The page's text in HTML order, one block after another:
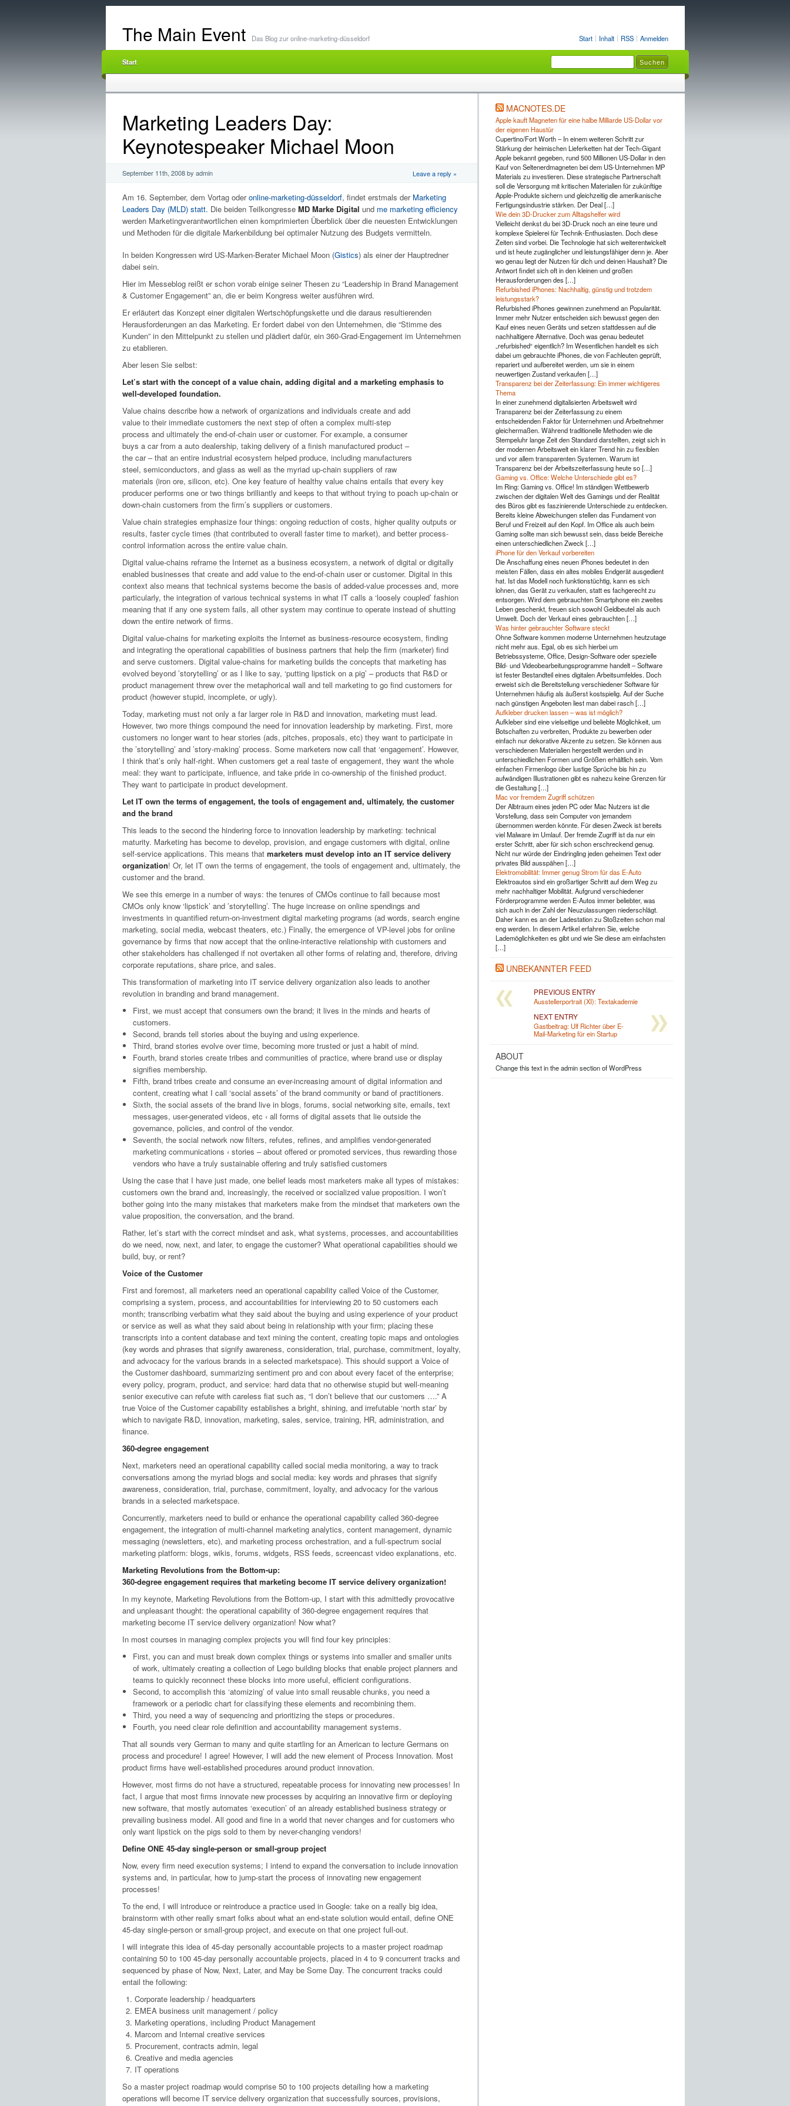
Start Inhalt RSS Anmelden
The Main Event Das Blog zur online-marketing-düsseldorf
Start
Marketing Leaders Day:
Keynotespeaker Michael Moon
September 11th, 2008 by admin Leave a reply »
Am 16. September, dem Vortag oderonline-marketing-düsseldorf, findet erstmals der Marketing
Leaders Day (MLD) statt. Die beiden Teilkongresse MD Marke Digital und me marketing efficiency
werden Marketingverantwortlichen einen komprimierten Überblick über die neuesten Entwicklungen
und Methoden für die digitale Markenbildung bei optimaler Nutzung des Budgets vermitteln.
In beiden Kongressen wird US-Marken-Berater Michael Moon (Gistics) als einer der Hauptredner
dabei sein.
Hier im Messeblog reißt er schon vorab einige seiner Thesen zu “Leadership in Brand Management
& Customer Engagement” an, die er beim Kongress weiter ausführen wird.
Er erläutert das Konzept einer digitalen Wertschöpfungskette und die daraus resultierenden
Herausforderungen an das Marketing. Er fordert dabei von den Unternehmen, die “Stimme des
Kunden” in den Mittelpunkt zu stellen und plädiert dafür, ein 360-Grad-Engagement im Unternehmen
zu etablieren.
Aber lesen Sie selbst:
Let’s start with the concept of a value chain, adding digital and a marketing emphasis to
well-developed foundation.
Value chains describe how a network of organizations and individuals create and add
value to their immediate customers the next step of often a complex multi-step
process and ultimately the end-of-chain user or customer. For example, a consumer
buys a car from a auto dealership, taking delivery of a finish manufactured product –
the car – that an entire industrial ecosystem helped produce, including manufacturers
steel, semiconductors, and glass as well as the myriad up-chain suppliers of raw
materials (iron ore, silicon, etc). One key feature of healthy value chains entails that every key
producer performs one or two things brilliantly and keeps to that without trying to poach up-chain or
down-chain customers from the firm’s suppliers or customers.
Value chain strategies emphasize four things: ongoing reduction of costs, higher quality outputs or
results, faster cycle times (that contributed to overall faster time to market), and better process-
control information across the entire value chain.
Digital value-chains reframe the Internet as a business ecosystem, a network of digital or digitally
enabled businesses that create and add value to the end-of-chain user or customer. Digital in this
context also means that technical systems become the basis of added-value processes and, more
particularly, the integration of various technical systems in what IT calls a ‘loosely coupled’ fashion
meaning that if any one system fails, all other system may continue to operate instead of shutting
down the entire network of firms.
Digital value-chains for marketing exploits the Internet as business-resource ecosystem, finding
and integrating the operational capabilities of business partners that help the firm (marketer) find
and serve customers. Digital value-chains for marketing builds the concepts that marketing has
evolved beyond ’storytelling’ or as I like to say, ‘putting lipstick on a pig’ – products that R&D or
product management threw over the metaphorical wall and tell marketing to go find customers for
product (however stupid, incomplete, or ugly).
Today, marketing must not only a far larger role in R&D and innovation, marketing must lead.
However, two more things compound the need for innovation leadership by marketing. First, more
customers no longer want to hear stories (ads, pitches, proposals, etc) they want to participate in
the ’storytelling’ and ’story-making’ process. Some marketers now call that ‘engagement’. However,
I think that’s only half-right. When customers get a real taste of engagement, they want the whole
meal: they want to participate, influence, and take pride in co-ownership of the finished product.
They want to participate in product development.
Let IT own the terms of engagement, the tools of engagement and, ultimately, the customer
and the brand
This leads to the second the hindering force to innovation leadership by marketing: technical
maturity. Marketing has become to develop, provision, and engage customers with digital, online
self-service applications. This means that marketers must develop into an IT service delivery
organization! Or, let IT own the terms of engagement, the tools of engagement and, ultimately, the
customer and the brand.
We see this emerge in a number of ways: the tenures of CMOs continue to fall because most
CMOs only know ‘lipstick’ and ’storytelling’. The huge increase on online spendings and
investments in quantified return-on-investment digital marketing programs (ad words, search engine
marketing, social media, webcast theaters, etc.) Finally, the emergence of VP-level jobs for online
governance by firms that now accept that the online-interactive relationship with customers and
other stakeholders has challenged if not overtaken all other forms of relating and, therefore, driving
corporate reputations, share price, and sales.
This transformation of marketing into IT service delivery organization also leads to another
revolution in branding and brand management.
First, we must accept that consumers own the brand; it lives in the minds and hearts of
customers.
Second, brands tell stories about the buying and using experience.
Third, brand stories evolve over time, becoming more trusted or just a habit of mind.
Fourth, brand stories create tribes and communities of practice, where brand use or display
signifies membership.
Fifth, brand tribes create and consume an ever-increasing amount of digital information and
content, creating what I call ‘social assets’ of the brand community or band of practitioners.
Sixth, the social assets of the brand live in blogs, forums, social networking site, emails, text
messages, user-generated videos, etc ‹ all forms of digital assets that lie outside the
governance, policies, and control of the vendor.
Seventh, the social network now filters, refutes, refines, and amplifies vendor-generated
marketing communications ‹ stories – about offered or promoted services, thus rewarding those
vendors who have a truly sustainable offering and truly satisfied customers
Using the case that I have just made, one belief leads most marketers make all types of mistakes:
customers own the brand and, increasingly, the received or socialized value proposition. I won’t
bother going into the many mistakes that marketers make from the mindset that marketers own the
value proposition, the conversation, and the brand.
Rather, let’s start with the correct mindset and ask, what systems, processes, and accountabilities
do we need, now, next, and later, to engage the customer? What operational capabilities should we
build, buy, or rent?
Voice of the Customer
First and foremost, all marketers need an operational capability called Voice of the Customer,
comprising a system, process, and accountabilities for interviewing 20 to 50 customers each
month; transcribing verbatim what they said about the buying and using experience of your product
or service as well as what they said about being in relationship with your firm; placing these
transcripts into a content database and text mining the content, creating topic maps and ontologies
(key words and phrases that signify awareness, consideration, trial, purchase, commitment, loyalty,
and advocacy for the various brands in a selected marketspace). This should support a Voice of
the Customer dashboard, summarizing sentiment pro and con about every facet of the enterprise;
every policy, program, product, and service: hard data that no otherwise stupid but well-meaning
senior executive can refute with careless fiat such as, “I don’t believe that our customers ….” A
true Voice of the Customer capability establishes a bright, shining, and irrefutable ‘north star’ by
which to navigate R&D, innovation, marketing, sales, service, training, HR, administration, and
finance.
360-degree engagement
Next, marketers need an operational capability called social media monitoring, a way to track
conversations among the myriad blogs and social media: key words and phrases that signify
awareness, consideration, trial, purchase, commitment, loyalty, and advocacy for the various
brands in a selected marketspace.
Concurrently, marketers need to build or enhance the operational capability called 360-degree
engagement, the integration of multi-channel marketing analytics, content management, dynamic
messaging (newsletters, etc), and marketing process orchestration, and a full-spectrum social
marketing platform: blogs, wikis, forums, widgets, RSS feeds, screencast video explanations, etc.
Marketing Revolutions from the Bottom-up:
360-degree engagement requires that marketing become IT service delivery organization!
In my keynote, Marketing Revolutions from the Bottom-up, I start with this admittedly provocative
and unpleasant thought: the operational capability of 360-degree engagement requires that
marketing become IT service delivery organization! Now what?
In most courses in managing complex projects you will find four key principles:
First, you can and must break down complex things or systems into smaller and smaller units
of work, ultimately creating a collection of Lego building blocks that enable project planners and
teams to quickly reconnect these blocks into more useful, efficient configurations.
Second, to accomplish this ‘atomizing’ of value into small reusable chunks, you need a
framework or a periodic chart for classifying these elements and recombining them.
Third, you need a way of sequencing and prioritizing the steps or procedures.
Fourth, you need clear role definition and accountability management systems.
That all sounds very German to many and quite startling for an American to lecture Germans on
process and procedure! I agree! However, I will add the new element of Process Innovation. Most
product firms have well-established procedures around product innovation.
However, most firms do not have a structured, repeatable process for innovating new processes! In
fact, I argue that most firms innovate new processes by acquiring an innovative firm or deploying
new software, that mostly automates ‘execution’ of an already established business strategy or
prevailing business model. All good and fine in a world that never changes and for customers who
only want lipstick on the pigs sold to them by never-changing vendors!
Define ONE 45-day single-person or small-group project
Now, every firm need execution systems; I intend to expand the conversation to include innovation
systems and, in particular, how to jump-start the process of innovating new engagement
processes!
To the end, I will introduce or reintroduce a practice used in Google: take on a really big idea,
brainstorm with other really smart folks about what an end-state solution would entail, define ONE
45-day single-person or small-group project, and execute on that one project full-out.
I will integrate this idea of 45-day personally accountable projects to a master project roadmap
containing 50 to 100 45-day personally accountable projects, placed in 4 to 9 concurrent tracks and
sequenced by phase of Now, Next, Later, and May be Some Day. The concurrent tracks could
entail the following:
Corporate leadership / headquarters
EMEA business unit management / policy
Marketing operations, including Product Management
Marcom and Internal creative services
Procurement, contracts admin, legal
Creative and media agencies
IT operations
So a master project roadmap would comprise 50 to 100 projects detailing how a marketing
operations will become IT service delivery organization that successfully sources, provisions,
MACNOTES.DE
Apple kauft Magneten für eine halbe Milliarde US-Dollar vor
der eigenen Haustür
Cupertino/Fort Worth – In einem weiteren Schritt zur
Stärkung der heimischen Lieferketten hat der Tech-Gigant
Apple bekannt gegeben, rund 500 Millionen US-Dollar in den
Kauf von Seltenerdmagneten bei dem US-Unternehmen MP
Materials zu investieren. Diese strategische Partnerschaft
soll die Versorgung mit kritischen Materialien für zukünftige
Apple-Produkte sichern und gleichzeitig die amerikanische
Fertigungsindustrie stärken. Der Deal […]
Wie dein 3D-Drucker zum Alltagshelfer wird
Vielleicht denkst du bei 3D-Druck noch an eine teure und
komplexe Spielerei für Technik-Enthusiasten. Doch diese
Zeiten sind vorbei. Die Technologie hat sich weiterentwickelt
und ist heute zugänglicher und leistungsfähiger denn je. Aber
wo genau liegt der Nutzen für dich und deinen Haushalt? Die
Antwort findet sich oft in den kleinen und großen
Herausforderungen des […]
Refurbished iPhones: Nachhaltig, günstig und trotzdem
leistungsstark?
Refurbished iPhones gewinnen zunehmend an Popularität.
Immer mehr Nutzer entscheiden sich bewusst gegen den
Kauf eines neuen Geräts und setzen stattdessen auf die
nachhaltigere Alternative. Doch was genau bedeutet
„refurbished“ eigentlich? Im Wesentlichen handelt es sich
dabei um gebrauchte iPhones, die von Fachleuten geprüft,
repariert und aufbereitet werden, um sie in einem
neuwertigen Zustand verkaufen […]
Transparenz bei der Zeiterfassung: Ein immer wichtigeres
Thema
In einer zunehmend digitalisierten Arbeitswelt wird
Transparenz bei der Zeiterfassung zu einem
entscheidenden Faktor für Unternehmen und Arbeitnehmer
gleichermaßen. Während traditionelle Methoden wie die
Stempeluhr lange Zeit den Standard darstellten, zeigt sich in
der modernen Arbeitswelt ein klarer Trend hin zu flexiblen
und vor allem transparenten Systemen. Warum ist
Transparenz bei der Arbeitszeiterfassung heute so […]
Gaming vs. Office: Welche Unterschiede gibt es?
Im Ring: Gaming vs. Office! Im ständigen Wettbewerb
zwischen der digitalen Welt des Gamings und der Realität
des Büros gibt es faszinierende Unterschiede zu entdecken.
Bereits kleine Abweichungen stellen das Fundament von
Beruf und Freizeit auf den Kopf. Im Office als auch beim
Gaming sollte man sich bewusst sein, dass beide Bereiche
einen unterschiedlichen Zweck […]
iPhone für den Verkauf vorbereiten
Die Anschaffung eines neuen iPhones bedeutet in den
meisten Fällen, dass ein altes mobiles Endgerät ausgedient
hat. Ist das Modell noch funktionstüchtig, kann es sich
lohnen, das Gerät zu verkaufen, statt es fachgerecht zu
entsorgen. Wird dem gebrauchten Smartphone ein zweites
Leben geschenkt, freuen sich sowohl Geldbeutel als auch
Umwelt. Doch der Verkauf eines gebrauchten […]
Was hinter gebrauchter Software steckt
Ohne Software kommen moderne Unternehmen heutzutage
nicht mehr aus. Egal, ob es sich hierbei um
Betriebssysteme, Office, Design-Software oder spezielle
Bild- und Videobearbeitungsprogramme handelt – Software
ist fester Bestandteil eines digitalen Arbeitsumfeldes. Doch
erweist sich die Bereitstellung verschiedener Software für
Unternehmen häufig als äußerst kostspielig. Auf der Suche
nach günstigen Angeboten liest man dabei rasch […]
Aufkleber drucken lassen – was ist möglich?
Aufkleber sind eine vielseitige und beliebte Möglichkeit, um
Botschaften zu verbreiten, Produkte zu bewerben oder
einfach nur dekorative Akzente zu setzen. Sie können aus
verschiedenen Materialien hergestellt werden und in
unterschiedlichen Formen und Größen erhältlich sein. Vom
einfachen Firmenlogo über lustige Sprüche bis hin zu
aufwändigen Illustrationen gibt es nahezu keine Grenzen für
die Gestaltung […]
Mac vor fremdem Zugriff schützen
Der Albtraum eines jeden PC oder Mac Nutzers ist die
Vorstellung, dass sein Computer von jemandem
übernommen werden könnte. Für diesen Zweck ist bereits
viel Malware im Umlauf. Der fremde Zugriff ist da nur ein
erster Schritt, aber für sich schon erschreckend genug.
Nicht nur würde der Eindringling jeden geheimen Text oder
privates Bild ausspähen […]
Elektromobilität: Immer genug Strom für das E-Auto
Elektroautos sind ein großartiger Schritt auf dem Weg zu
mehr nachhaltiger Mobilität. Aufgrund verschiedener
Förderprogramme werden E-Autos immer beliebter, was
sich auch in der Zahl der Neuzulassungen niederschlägt.
Daher kann es an der Ladestation zu Stoßzeiten schon mal
eng werden. In diesem Artikel erfahren Sie, welche
Lademöglichkeiten es gibt und wie Sie diese am einfachsten
[…]
UNBEKANNTER FEED
PREVIOUS ENTRY
Ausstellerportrait (XI): Textakademie
NEXT ENTRY
Gastbeitrag: Ulf Richter über E-
Mail-Marketing für ein Startup
ABOUT
Change this text in the admin section of WordPress